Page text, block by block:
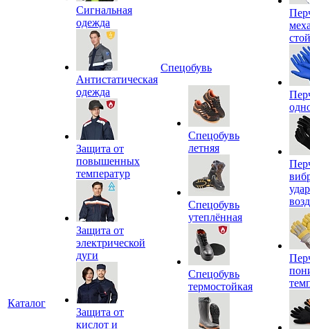
Каталог
Сигнальная
одежда
Антистатическая
одежда
Защита от
повышенных
температур
Защита от
электрической
дуги
Защита от
кислот и
Спецобувь
Спецобувь
летняя
Спецобувь
утеплённая
Спецобувь
термостойкая